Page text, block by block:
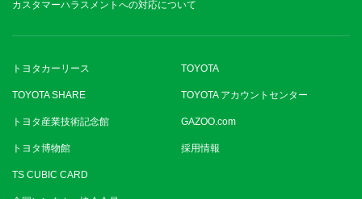
カスタマーハラスメントへの対応について
トヨタカーリース TOYOTA
TOYOTA SHARE TOYOTA アカウントセンター
トヨタ産業技術記念館 GAZOO.com
トヨタ博物館 採用情報
TS CUBIC CARD